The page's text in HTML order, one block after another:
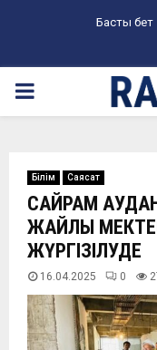
Басты бет
PRIMARY
Білім Саясат
САЙРАМ
ЖАЙЛЫ
ЖҮРГІЗІЛУДЕ
16.04.2025 0